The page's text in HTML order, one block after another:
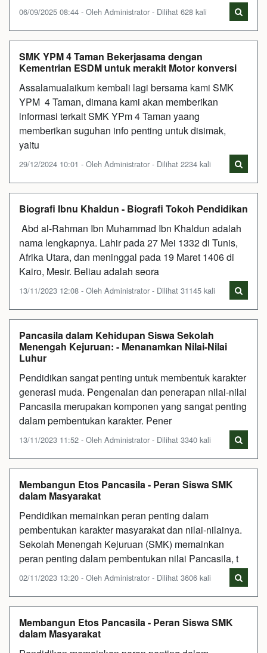
06/09/2025 08:44 - Oleh Administrator - Dilihat 628 kali
SMK YPM 4 Taman Bekerjasama dengan
Kementrian ESDM untuk merakit Motor konversi
Assalamualaikum kembali lagi bersama kami SMK
YPM 4 Taman, dimana kami akan memberikan
informasi terkait SMK YPm 4 Taman yaang
memberikan suguhan info penting untuk disimak,
yaitu
29/12/2024 10:01 - Oleh Administrator - Dilihat 2234 kali
Biografi Ibnu Khaldun - Biografi Tokoh Pendidikan
Abd al-Rahman Ibn Muhammad Ibn Khaldun adalah
nama lengkapnya. Lahir pada 27 Mei 1332 di Tunis,
Afrika Utara, dan meninggal pada 19 Maret 1406 di
Kairo, Mesir. Beliau adalah seora
13/11/2023 12:08 - Oleh Administrator - Dilihat 31145 kali
Pancasila dalam Kehidupan Siswa Sekolah
Menengah Kejuruan: - Menanamkan Nilai-Nilai
Luhur
Pendidikan sangat penting untuk membentuk karakter
generasi muda. Pengenalan dan penerapan nilai-nilai
Pancasila merupakan komponen yang sangat penting
dalam pembentukan karakter. Pener
13/11/2023 11:52 - Oleh Administrator - Dilihat 3340 kali
Membangun Etos Pancasila - Peran Siswa SMK
dalam Masyarakat
Pendidikan memainkan peran penting dalam
pembentukan karakter masyarakat dan nilai-nilainya.
Sekolah Menengah Kejuruan (SMK) memainkan
peran penting dalam pembentukan nilai Pancasila, t
02/11/2023 13:20 - Oleh Administrator - Dilihat 3606 kali
Membangun Etos Pancasila - Peran Siswa SMK
dalam Masyarakat